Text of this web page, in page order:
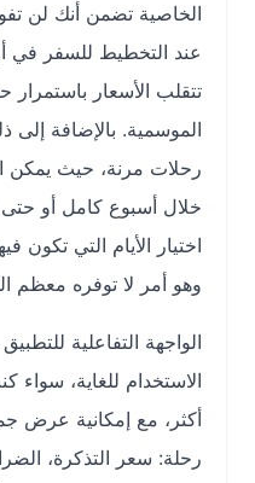
الخاصية تضمن أنك لن تفوت
عند التخطيط للسفر في أوقات
تتقلب الأسعار باستمرار
الموسمية. بالإضافة إلى ذلك،
رحلات مرنة، حيث يمكن
خلال أسبوع كامل أو حتى شهر
اختيار الأيام التي تكون فيها
وهو أمر لا توفره معظم المواقع
الواجهة التفاعلية للتطبيق
الاستخدام للغاية، سواء كنت
أكثر، مع إمكانية عرض جميع
رحلة: سعر التذكرة، الضرائب